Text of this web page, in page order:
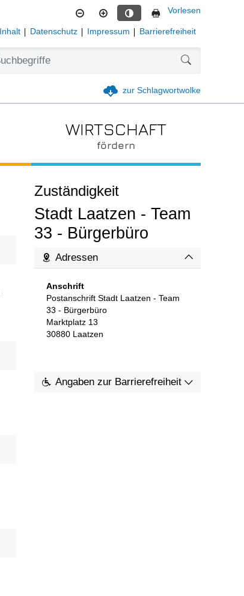
Kontrastmodus aktivieren
Vorlesen
Inhalt Datenschutz Impressum Barrierefreiheit
zur Schlagwortwolke
WIRTSCHAFT
fördern
Zuständigkeit
Stadt Laatzen - Team
33 - Bürgerbüro
Adressen
Anschrift
Postanschrift Stadt Laatzen - Team
33 - Bürgerbüro
Marktplatz 13
30880 Laatzen
Angaben zur Barrierefreiheit